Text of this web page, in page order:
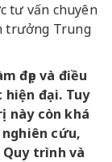
tư vấn chuyên
trưởng Trung
đẹp và điều
đại. Tuy
này còn khá
cứu,
Quy trình và